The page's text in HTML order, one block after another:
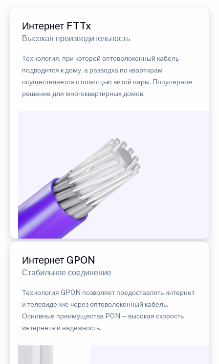
Интернет FTTx
Высокая производительность
Технология, при которой оптоволоконный кабель
подводится к дому, а разводка по квартирам
осуществляется с помощью витой пары. Популярное
решение для многоквартирных домов.
Интернет GPON
Стабильное соединение
Технология GPON позволяет предоставлять интернет
и телевидение через оптоволоконный кабель.
Основные преимущества PON — высокая скорость
интернета и надежность.